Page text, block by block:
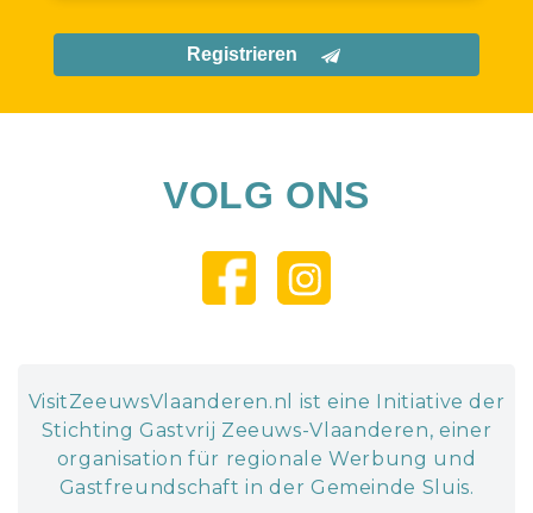
Registrieren
VOLG ONS
VisitZeeuwsVlaanderen.nl ist eine Initiative der
Stichting Gastvrij Zeeuws-Vlaanderen, einer
organisation für regionale Werbung und
Gastfreundschaft in der Gemeinde Sluis.